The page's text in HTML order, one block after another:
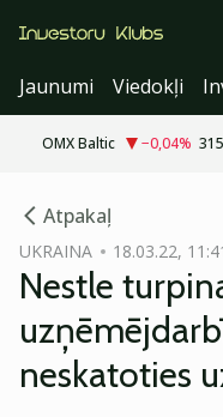
Jaunumi
Viedokļi
OMX Baltic −0,04%
Atpakaļ
UKRAINA 18.03.22,
Nestle
neskatoties